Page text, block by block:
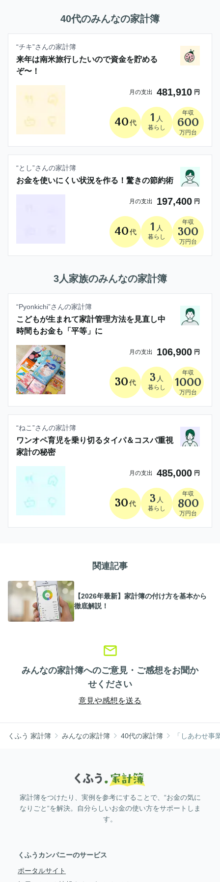
40代のみんなの家計簿
“チキ”さんの家計簿
来年は南米旅行したいので資金を貯める
ぞ〜！
月の支出 481,910 円
40代 1 人
暮らし
年収
600
万円台
“とし”さんの家計簿
お金を使いにくい状況を作る！驚きの節約術
月の支出 197,400 円
40代 1 人
暮らし
年収
300
万円台
3人家族のみんなの家計簿
“Pyonkichi”さんの家計簿
こどもが生まれて家計管理方法を見直し中
時間もお金も「平等」に
月の支出 106,900 円
30代 3 人
暮らし
年収
1000
万円台
“ねこ ”さんの家計簿
ワンオペ育児を乗り切るタイパ＆コスパ重視
家計の秘密
月の支出 485,000 円
30代 3 人
暮らし
年収
800
万円台
関連記事
【2026年最新】家計簿の付け方を基本から
徹底解説！
みんなの家計簿へのご意見・ご感想をお聞か
せください
意見や感想を送る
くふう 家計簿 みんなの家計簿 40代の家計簿 「しあわせ事
家計簿をつけたり、実例を参考にすることで、“お金の気に
なりごと“を解決。自分らしいお金の使い方をサポートしま
す。
くふうカンパニーのサービス
ポータルサイト